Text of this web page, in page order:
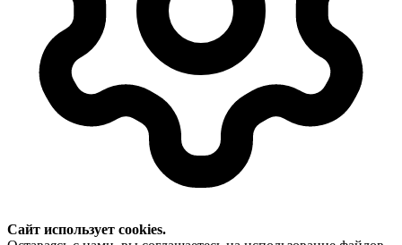
Сайт использует cookies.